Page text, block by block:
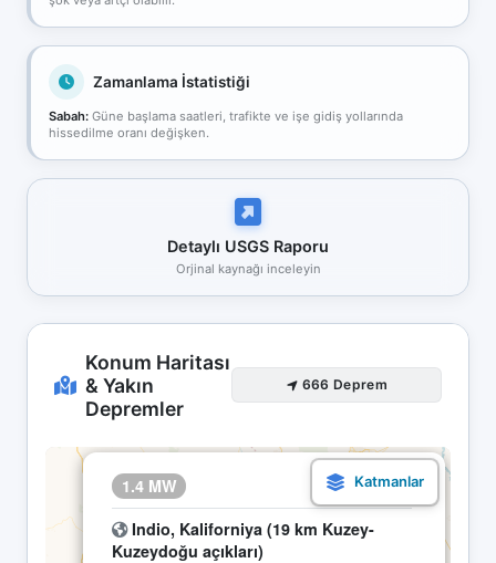
Zamanlama İstatistiği
Sabah: Güne başlama saatleri, trafikte ve işe gidiş yollarında
hissedilme oranı değişken.
Detaylı USGS Raporu
Orjinal kaynağı inceleyin
Konum Haritası
& Yakın
Depremler
666 Deprem
1.4 MW 17.04 09:27
Indio, Kaliforniya (19 km Kuzey-
Kuzeydoğu açıkları)
×